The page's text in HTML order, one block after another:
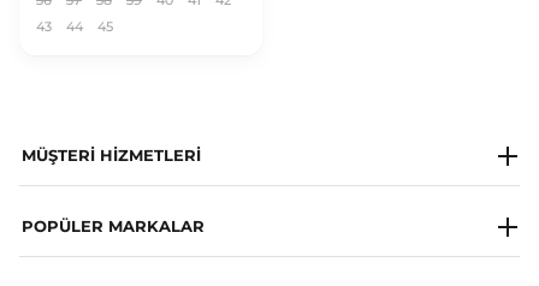
43
44 45
MÜŞTERI HIZMETLERI
Whatsapp Destek Hattı
POPÜLER MARKALAR